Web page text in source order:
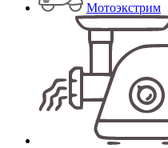
Мотоэкстрим